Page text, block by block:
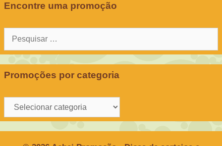
Encontre uma promoção
Pesquisar
Promoções por categoria
Promoções
por